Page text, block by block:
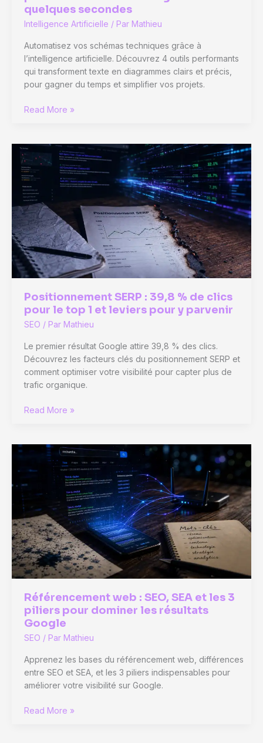
quelques secondes
Intelligence Artificielle / Par Mathieu
Automatisez vos schémas techniques grâce à
l’intelligence artificielle. Découvrez 4 outils performants
qui transforment texte en diagrammes clairs et précis,
pour gagner du temps et simplifier vos projets.
Schéma
:
4
outils
pour
automatiser
vos
diagrammes
en
quelques
secondes
Read More »
Positionnement SERP : 39,8 % de clics
pour le top 1 et leviers pour y parvenir
SEO / Par Mathieu
Le premier résultat Google attire 39,8 % des clics.
Découvrez les facteurs clés du positionnement SERP et
comment optimiser votre visibilité pour capter plus de
trafic organique.
Positionnement
39,8
de
clics
pour
le
top
1
et
leviers
pour
parvenir
Read More »
Référencement web : SEO, SEA et les 3
piliers pour dominer les résultats
Google
SEO / Par Mathieu
Apprenez les bases du référencement web, différences
entre SEO et SEA, et les 3 piliers indispensables pour
améliorer votre visibilité sur Google.
Référencement
Read More »